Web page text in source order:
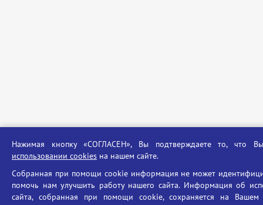
Нажимая кнопку «СОГЛАСЕН», Вы подтверждаете то, что
использовании cookies на нашем сайте.
Собранная при помощи cookie информация не может
помочь нам улучшить работу нашего сайта. Информация об
сайта, собранная при помощи cookie, сохраняется на